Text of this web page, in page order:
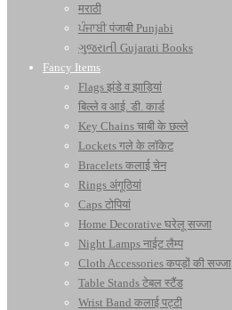
मराठी
ਪੰਜਾਬੀ पंजाबी Punjabi
ગુજરાતી Gujarati Books
Fancy Items
Flags झंडे व झाड़ियां
बिल्ले व आई. डी. कार्ड
Key Chains चाबी के छल्ले
Lockets गले के लॉकेट
Bracelets कलाई चेन
Rings अंगूठियां
Caps टोपियां
Home Decorative घरेलू सज्जा
Night Lamps नाईट लैम्प
Cloth Accessories कपड़ों की सज्जा
Table Stands टेबल स्टैंड
Wrist Band कलाई पट्टी